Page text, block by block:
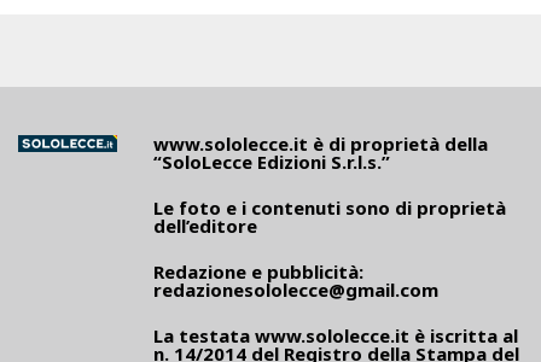
www.sololecce.it è di proprietà della
“SoloLecce Edizioni S.r.l.s.”
Le foto e i contenuti sono di proprietà
dell’editore
Redazione e pubblicità:
redazionesololecce@gmail.com
La testata www.sololecce.it è iscritta al
n. 14/2014 del Registro della Stampa del